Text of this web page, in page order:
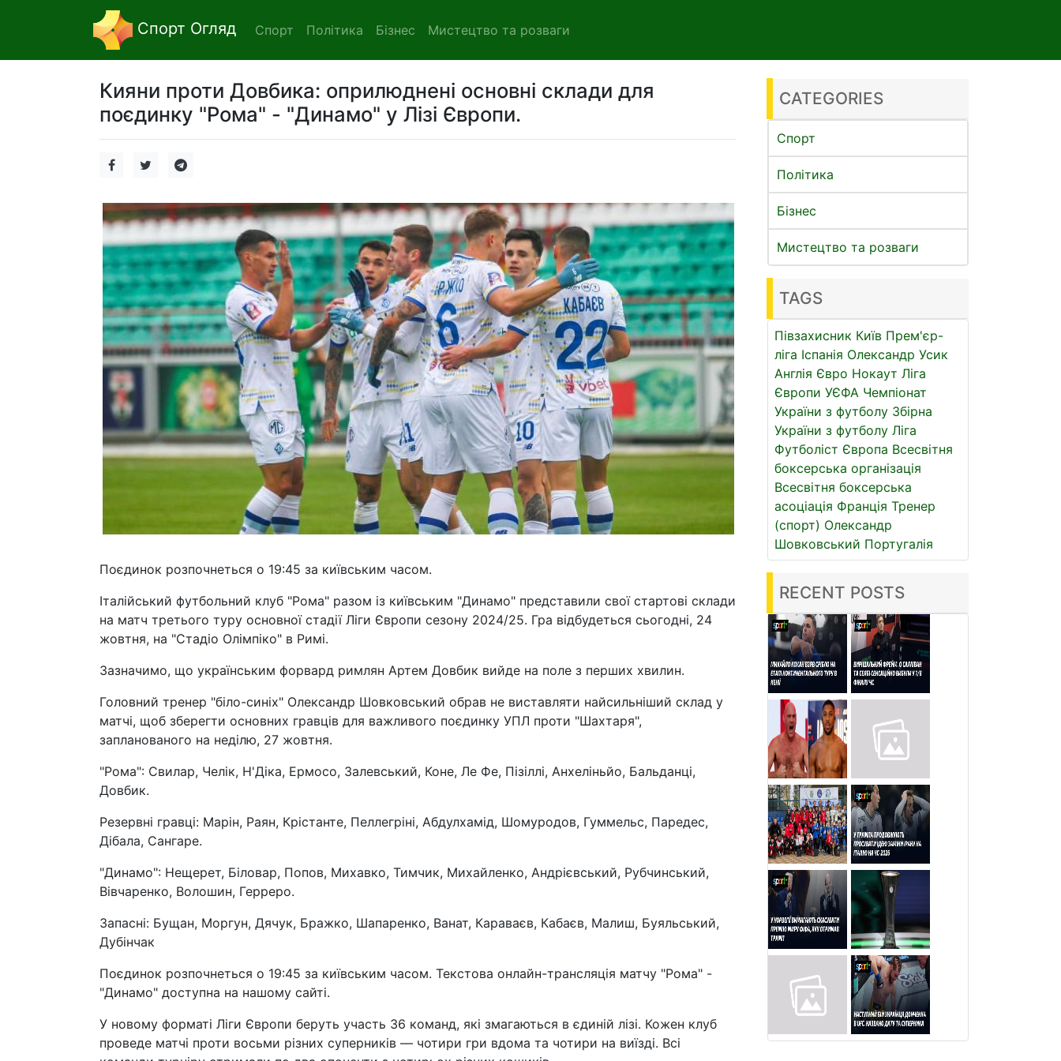
Спорт Огляд Спорт Політика Бізнес Мистецтво та розваги
Кияни проти Довбика: оприлюднені основні склади для
поєдинку "Рома" - "Динамо" у Лізі Європи.
Поєдинок розпочнеться о 19:45 за київським часом.
Італійський футбольний клуб "Рома" разом із київським "Динамо" представили свої стартові склади
на матч третього туру основної стадії Ліги Європи сезону 2024/25. Гра відбудеться сьогодні, 24
жовтня, на "Стадіо Олімпіко" в Римі.
Зазначимо, що українським форвард римлян Артем Довбик вийде на поле з перших хвилин.
Головний тренер "біло-синіх" Олександр Шовковський обрав не виставляти найсильніший склад у
матчі, щоб зберегти основних гравців для важливого поєдинку УПЛ проти "Шахтаря",
запланованого на неділю, 27 жовтня.
"Рома": Свилар, Челік, Н'Діка, Ермосо, Залевський, Коне, Ле Фе, Пізіллі, Анхеліньйо, Бальданці,
Довбик.
Резервні гравці: Марін, Раян, Крістанте, Пеллегріні, Абдулхамід, Шомуродов, Гуммельс, Паредес,
Дібала, Сангаре.
"Динамо": Нещерет, Біловар, Попов, Михавко, Тимчик, Михайленко, Андрієвський, Рубчинський,
Вівчаренко, Волошин, Герреро.
Запасні: Бущан, Моргун, Дячук, Бражко, Шапаренко, Ванат, Караваєв, Кабаєв, Малиш, Буяльський,
Дубінчак
Поєдинок розпочнеться о 19:45 за київським часом. Текстова онлайн-трансляція матчу "Рома" -
"Динамо" доступна на нашому сайті.
У новому форматі Ліги Європи беруть участь 36 команд, які змагаються в єдиній лізі. Кожен клуб
проведе матчі проти восьми різних суперників — чотири гри вдома та чотири на виїзді. Всі
CATEGORIES
Спорт
Політика
Бізнес
Мистецтво та розваги
TAGS
Півзахисник Київ Прем'єр-
ліга Іспанія Олександр Усик
Англія Євро Нокаут Ліга
Європи УЄФА Чемпіонат
України з футболу Збірна
України з футболу Ліга
Футболіст Європа Всесвітня
боксерська організація
Всесвітня боксерська
асоціація Франція Тренер
(спорт) Олександр
Шовковський Португалія
RECENT POSTS